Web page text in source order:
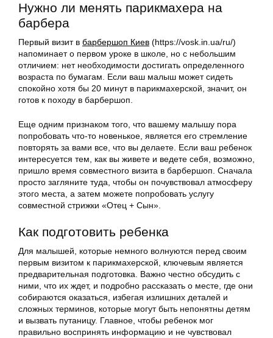
Нужно ли менять парикмахера на
барбера
Первый визит в барбершоп Киев (https://vosk.in.ua/ru/)
напоминает о первом уроке в школе, но с небольшим
отличием: нет необходимости достигать определенного
возраста по бумагам. Если ваш малыш может сидеть
спокойно хотя бы 20 минут в парикмахерской, значит, он
готов к походу в барбершоп.
Еще одним признаком того, что вашему малышу пора
попробовать что-то новенькое, является его стремление
повторять за вами все, что вы делаете. Если ваш ребенок
интересуется тем, как вы живете и ведете себя, возможно,
пришло время совместного визита в барбершоп. Сначала
просто загляните туда, чтобы он почувствовал атмосферу
этого места, а затем можете попробовать услугу
совместной стрижки «Отец + Сын».
Как подготовить ребенка
Для малышей, которые немного волнуются перед своим
первым визитом к парикмахерской, ключевым является
предварительная подготовка. Важно честно обсудить с
ними, что их ждет, и подробно рассказать о месте, где они
собираются оказаться, избегая излишних деталей и
сложных терминов, которые могут быть непонятны детям
и вызвать путаницу. Главное, чтобы ребенок мог
правильно воспринять информацию и не чувствовал